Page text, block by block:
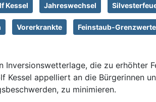
Kessel Jahreswechsel
Vorerkrankte Feinstaub-Grenzwerte
Inversionswetterlage, die zu
Kessel appelliert an die Bürgerinnen
zu minimieren.